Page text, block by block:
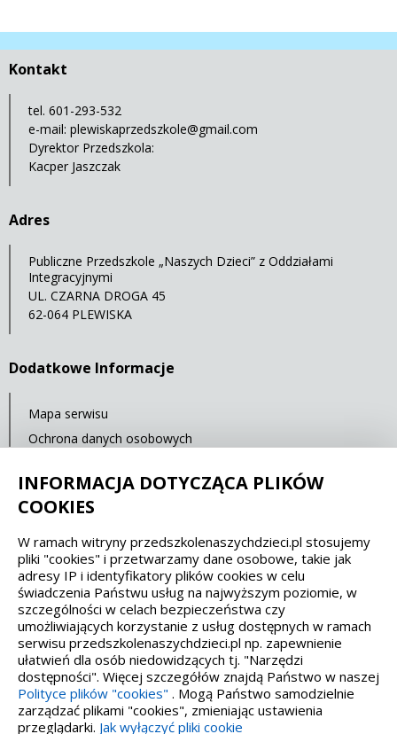
Kontakt
tel. 601-293-532
e-mail: plewiskaprzedszkole@gmail.com
Dyrektor Przedszkola:
Kacper Jaszczak
Adres
Publiczne Przedszkole „Naszych Dzieci” z Oddziałami
Integracyjnymi
UL. CZARNA DROGA 45
62-064 PLEWISKA
Dodatkowe Informacje
Mapa serwisu
Ochrona danych osobowych
Ostatnia aktualizacja: 14.07.2021 12:00
Spełniamy standardy dostępności oraz W3C
WCAG 2.1 SECTION 508 EAA/EN 301549
IS 5568
INFORMACJA DOTYCZĄCA PLIKÓW
COOKIES
W ramach witryny przedszkolenaszychdzieci.pl stosujemy
pliki "cookies" i przetwarzamy dane osobowe, takie jak
adresy IP i identyfikatory plików cookies w celu
świadczenia Państwu usług na najwyższym poziomie, w
szczególności w celach bezpieczeństwa czy
umożliwiających korzystanie z usług dostępnych w ramach
serwisu przedszkolenaszychdzieci.pl np. zapewnienie
ułatwień dla osób niedowidzących tj. "Narzędzi
dostępności". Więcej szczegółów znajdą Państwo w naszej
Polityce plików "cookies" . Mogą Państwo samodzielnie
zarządzać plikami "cookies", zmieniając ustawienia
przeglądarki. Jak wyłączyć pliki cookie